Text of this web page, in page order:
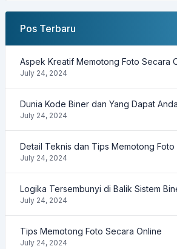
Pos Terbaru
Aspek Kreatif Memotong Foto Secara
July 24, 2024
Dunia Kode Biner dan Yang Dapat
July 24, 2024
Detail Teknis dan Tips Memotong Foto
July 24, 2024
Logika Tersembunyi di Balik Sistem
July 24, 2024
Tips Memotong Foto Secara Online
July 24, 2024